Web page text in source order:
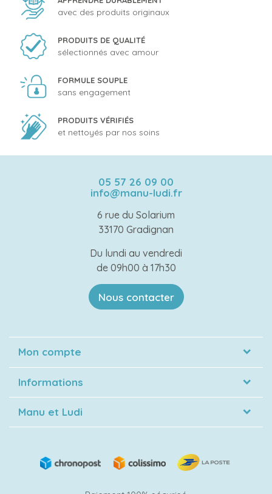
avec des produits originaux
PRODUITS DE QUALITÉ
sélectionnés avec amour
FORMULE SOUPLE
sans engagement
PRODUITS VÉRIFIÉS
et nettoyés par nos soins
05 57 26 09 00
info@manu-ludi.fr
6 rue du Solarium
33170 Gradignan
Du lundi au vendredi
de 09h00 à 17h30
Nous contacter
Mon compte
Informations
Manu et Ludi